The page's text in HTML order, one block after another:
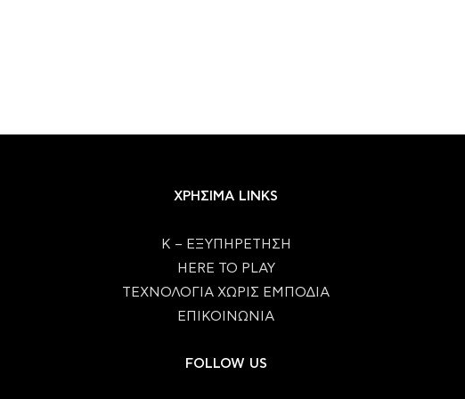
ΧΡΗΣΙΜΑ LINKS
Κ – ΕΞΥΠΗΡΕΤΗΣΗ
HERE TO PLAY
ΤΕΧΝΟΛΟΓΙΑ ΧΩΡΙΣ ΕΜΠΟΔΙΑ
ΕΠΙΚΟΙΝΩΝΙΑ
FOLLOW US